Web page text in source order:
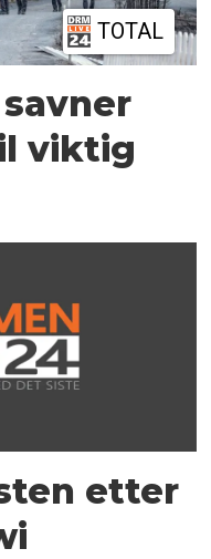
TOTAL
viktig
etter